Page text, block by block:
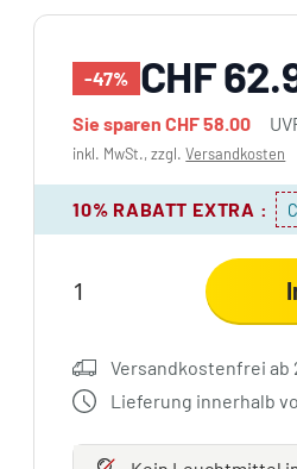
-47% CHF
Sie sparenCHF 58.00
inkl. MwSt., zzgl.Versandkosten
10% RABATT EXTRA :
Versandkostenfrei ab
Lieferung innerhalb